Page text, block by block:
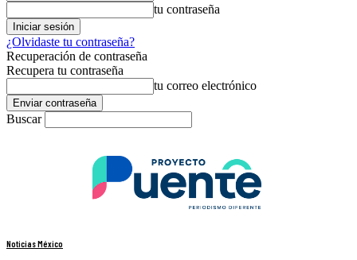
tu contraseña
¿Olvidaste tu contraseña?
Recuperación de contraseña
Recupera tu contraseña
tu correo electrónico
Buscar
Noticias México